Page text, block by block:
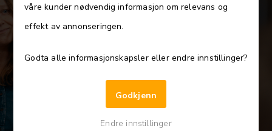
våre kunder nødvendig informasjon om relevans og
effekt av annonseringen.
Godta alle informasjonskapsler eller endre innstillinger?
Godkjenn
Endre innstillinger
Kontaktpersoner/
Har du lyst til å bidra i arbeidet
med utsatte barn, unge og deres